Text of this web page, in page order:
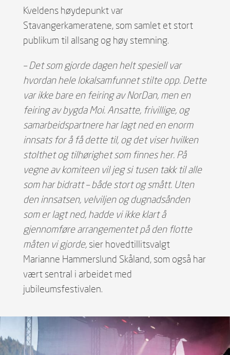
Kveldens høydepunkt var
Stavangerkameratene, som samlet et stort
publikum til allsang og høy stemning.
– Det som gjorde dagen helt spesiell var
hvordan hele lokalsamfunnet stilte opp. Dette
var ikke bare en feiring av NorDan, men en
feiring av bygda Moi. Ansatte, frivillige, og
samarbeidspartnere har lagt ned en enorm
innsats for å få dette til, og det viser hvilken
stolthet og tilhørighet som finnes her. På
vegne av komiteen vil jeg si tusen takk til alle
som har bidratt – både stort og smått. Uten
den innsatsen, velviljen og dugnadsånden
som er lagt ned, hadde vi ikke klart å
gjennomføre arrangementet på den flotte
måten vi gjorde,sier hovedtillitsvalgt
Marianne Hammerslund Skåland, som også har
vært sentral i arbeidet med
jubileumsfestivalen.